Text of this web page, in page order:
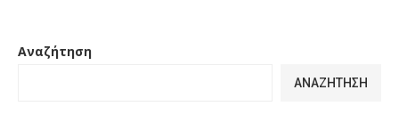
Αναζήτηση
ΑΝΑΖΉΤΗΣΗ